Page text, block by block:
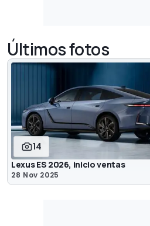
Últimos fotos
14
Lexus ES 2026, inicio ventas
28 Nov 2025